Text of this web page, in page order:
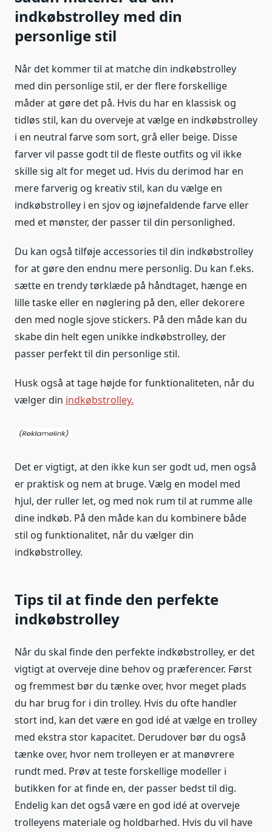
indkøbstrolley med din
personlige stil
Når det kommer til at matche din indkøbstrolley
med din personlige stil, er der flere forskellige
måder at gøre det på. Hvis du har en klassisk og
tidløs stil, kan du overveje at vælge en indkøbstrolley
i en neutral farve som sort, grå eller beige. Disse
farver vil passe godt til de fleste outfits og vil ikke
skille sig alt for meget ud. Hvis du derimod har en
mere farverig og kreativ stil, kan du vælge en
indkøbstrolley i en sjov og iøjnefaldende farve eller
med et mønster, der passer til din personlighed.
Du kan også tilføje accessories til din indkøbstrolley
for at gøre den endnu mere personlig. Du kan f.eks.
sætte en trendy tørklæde på håndtaget, hænge en
lille taske eller en nøglering på den, eller dekorere
den med nogle sjove stickers. På den måde kan du
skabe din helt egen unikke indkøbstrolley, der
passer perfekt til din personlige stil.
Husk også at tage højde for funktionaliteten, når du
vælger din indkøbstrolley.
Det er vigtigt, at den ikke kun ser godt ud, men også
er praktisk og nem at bruge. Vælg en model med
hjul, der ruller let, og med nok rum til at rumme alle
dine indkøb. På den måde kan du kombinere både
stil og funktionalitet, når du vælger din
indkøbstrolley.
Tips til at finde den perfekte
indkøbstrolley
Når du skal finde den perfekte indkøbstrolley, er det
vigtigt at overveje dine behov og præferencer. Først
og fremmest bør du tænke over, hvor meget plads
du har brug for i din trolley. Hvis du ofte handler
stort ind, kan det være en god idé at vælge en trolley
med ekstra stor kapacitet. Derudover bør du også
tænke over, hvor nem trolleyen er at manøvrere
rundt med. Prøv at teste forskellige modeller i
butikken for at finde en, der passer bedst til dig.
Endelig kan det også være en god idé at overveje
trolleyens materiale og holdbarhed. Hvis du vil have